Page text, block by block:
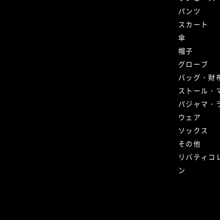
パンツ
スカート
傘
帽子
グローブ
バッグ・財
ストール・
パジャマ・
ウェア
ソックス
その他
リバティコ
ン